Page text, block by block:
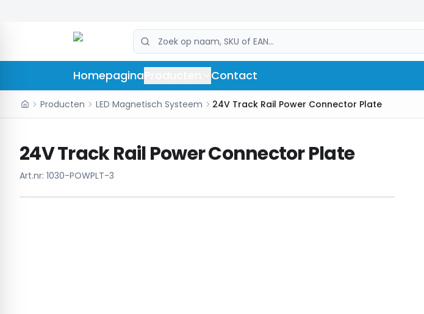
Homepagina Contact
Producten LED Magnetisch Systeem 24V Track Rail Power Connector Plate
24V Track Rail Power Connector Plate
Art.nr: 1030-POWPLT-3